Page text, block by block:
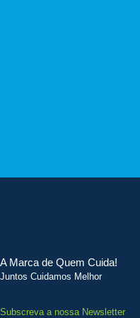
A Marca de Quem Cuida!
Juntos Cuidamos Melhor
Subscreva a nossa Newsletter